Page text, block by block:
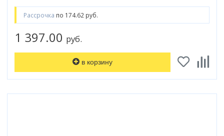
Рассрочка по 174.62 руб.
1 397.00 руб.
в корзину